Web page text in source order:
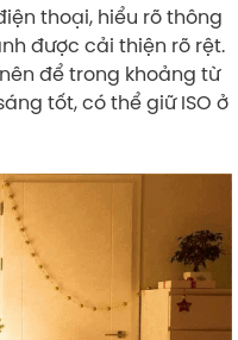
thoại, hiểu rõ thông
được cải thiện rõ rệt.
để trong khoảng từ
tốt, có thể giữ ISO ở